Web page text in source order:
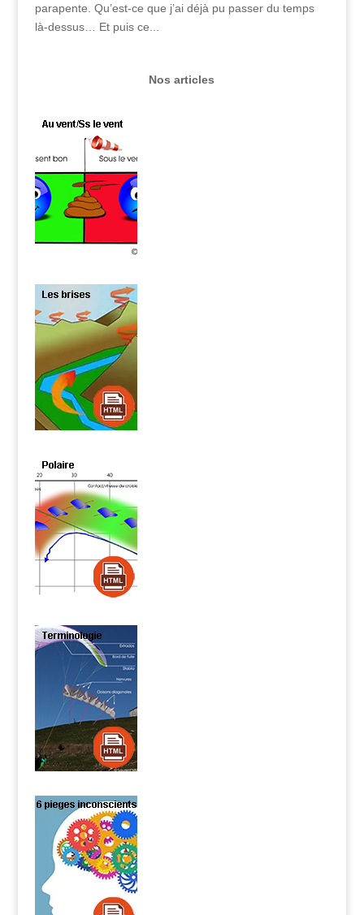
parapente. Qu’est-ce que j’ai déjà pu passer du temps
là-dessus… Et puis ce...
Nos articles